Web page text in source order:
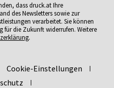
dass druck.at Ihre
des Newsletters sowie zur
verarbeitet. Sie können
für die Zukunft widerrufen. Weitere
.
Cookie-Einstellungen